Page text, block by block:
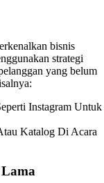
bisnis
strategi
yang belum
Instagram Untuk
Katalog Di Acara